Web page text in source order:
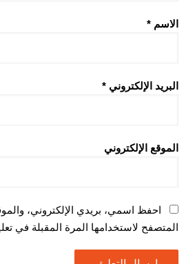
الاسم *
البريد الإلكتروني *
الموقع الإلكتروني
احفظ اسمي، بريدي الإلكتروني،
المتصفح لاستخدامها المرة المقبلة في